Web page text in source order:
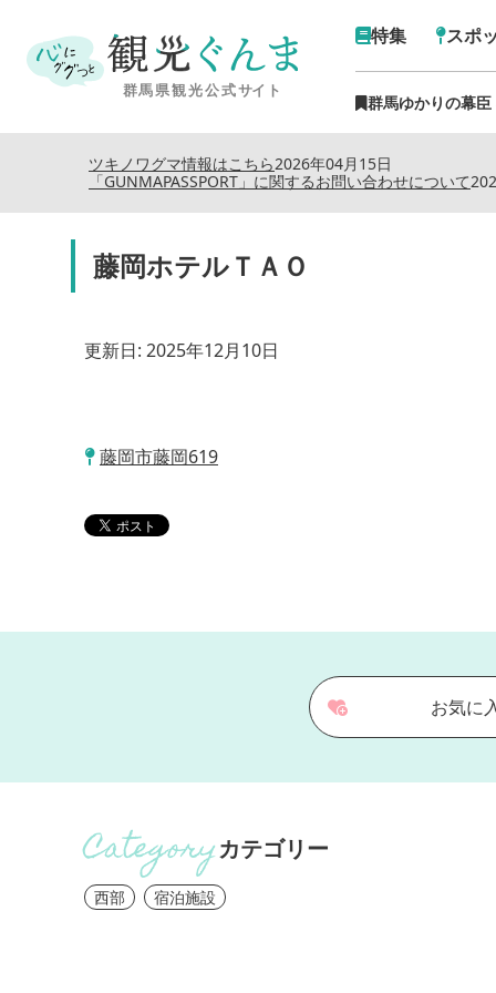
特集 スポ
群馬ゆかりの幕
2026年04月15日
ツキノワグマ情報はこちら
「GUNMAPASSPORT」に関するお問い合わせについて
藤岡ホテルＴＡＯ
更新日: 2025年12月10日
藤岡市藤岡619
お気に
カテゴリー
西部 宿泊施設